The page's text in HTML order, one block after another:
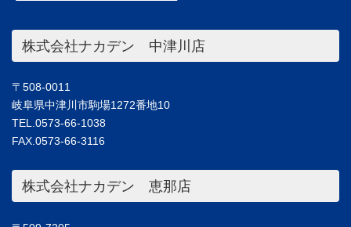
株式会社ナカデン 中津川店
〒508-0011
岐阜県中津川市駒場1272番地10
TEL.0573-66-1038
FAX.0573-66-3116
株式会社ナカデン 恵那店